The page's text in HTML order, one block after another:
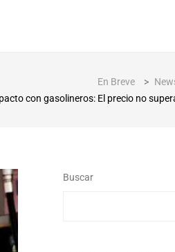
En Breve >
con gasolineros: El precio no
Buscar